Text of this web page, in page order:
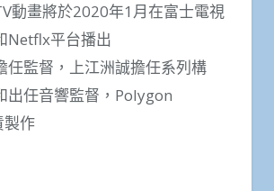
動畫將於2020年1月在富士電視
Netflx平台播出
任監督，上江洲誠擔任系列構
出任音響監督，Polygon
製作